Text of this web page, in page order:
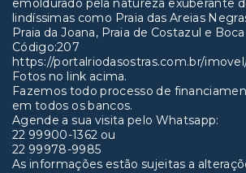
emoldurado pela natureza exuberante
lindíssimas como Praia das Areias
Praia da Joana, Praia de Costazul e
Código:207
https://portalriodasostras.com.br/
Fotos no link acima.
Fazemos todo processo de
em todos os bancos.
Agende a sua visita pelo Whatsapp:
22 99900-1362 ou
22 99978-9985
As informações estão sujeitas a